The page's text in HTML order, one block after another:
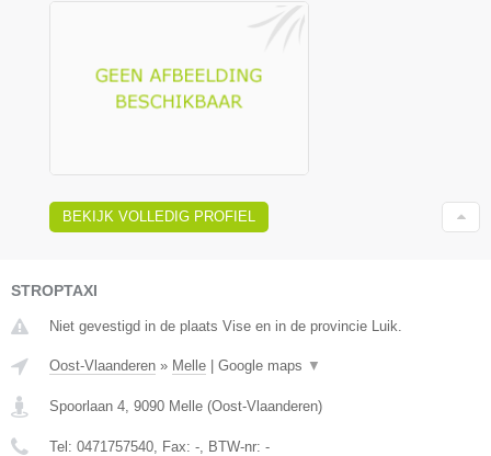
BEKIJK VOLLEDIG PROFIEL
STROPTAXI
Niet gevestigd in de plaats Vise en in de provincie Luik.
Oost-Vlaanderen » Melle | Google maps ▼
Spoorlaan 4 9090 Melle (Oost-Vlaanderen)
Tel: 0471757540 , Fax: - , BTW-nr: -